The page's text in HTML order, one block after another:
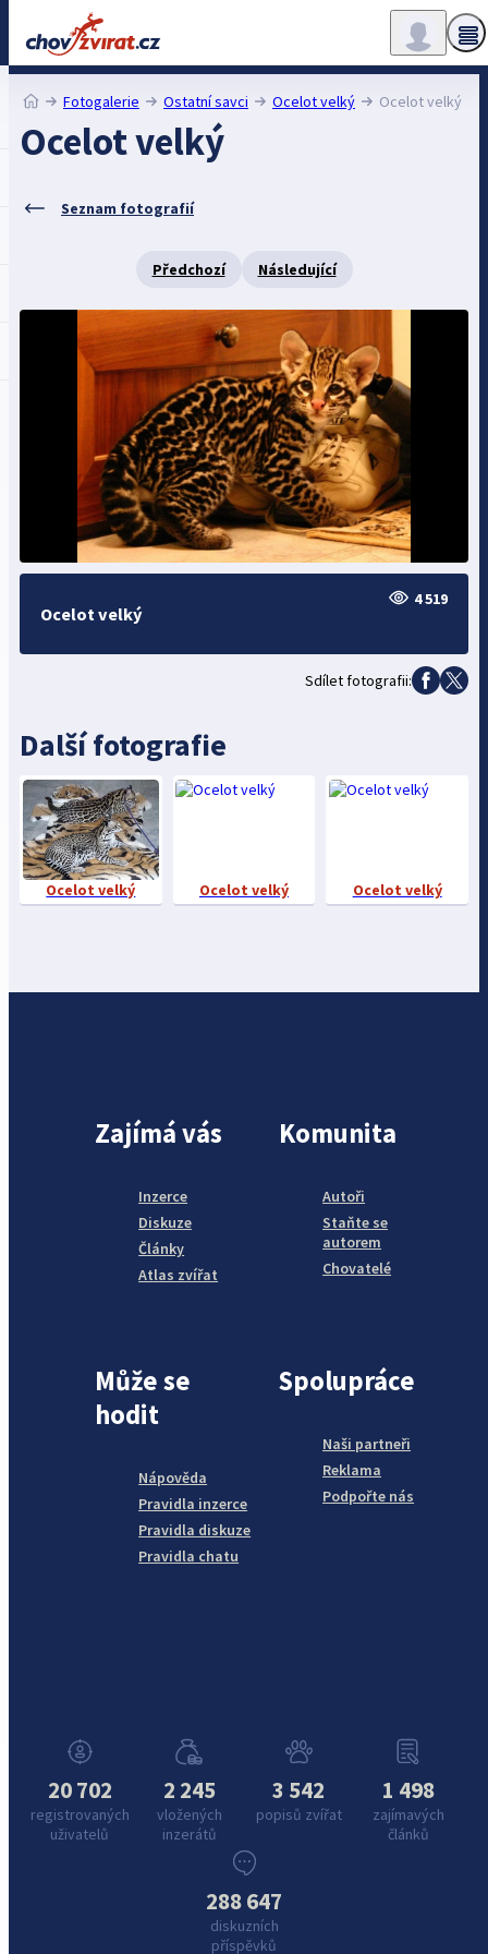
Fotogalerie Ostatní savci Ocelot velký Ocelot velký
Ocelot velký
Seznam fotografií
Předchozí Následující
Ocelot velký
4 519
Sdílet fotografii:
Další fotografie
Ocelot velký Ocelot velký Ocelot velký
Zajímá vás
Inzerce
Diskuze
Články
Atlas zvířat
Komunita
Autoři
Staňte se
autorem
Chovatelé
Může se
hodit
Nápověda
Pravidla inzerce
Pravidla diskuze
Pravidla chatu
Spolupráce
Naši partneři
Reklama
Podpořte nás
20 702
registrovaných
uživatelů
2 245
vložených
inzerátů
3 542
popisů zvířat
1 498
zajímavých
článků
288 647
diskuzních
příspěvků